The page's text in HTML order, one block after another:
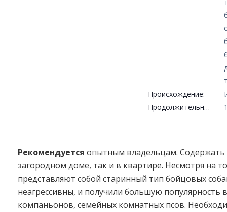
Происхождение:
Продолжительность жизни:
Рекомендуется опытным владельцам.
загородном доме, так и в квартире. Несмотря на
представляют собой старинный тип бойцовых
неагрессивны, и получили большую популярность
компаньонов, семейных комнатных псов.